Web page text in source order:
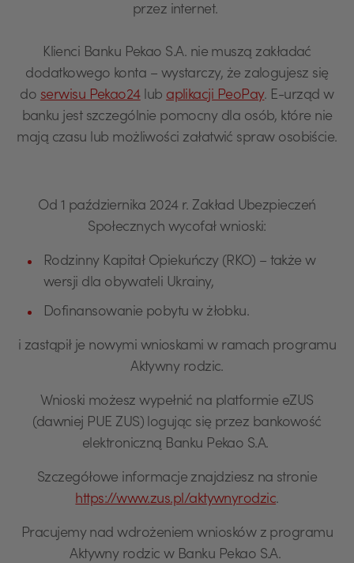
przez internet.
Klienci Banku Pekao S.A. nie muszą zakładać
dodatkowego konta – wystarczy, że zalogujesz się
do serwisu Pekao24lub aplikacji PeoPay. E-urząd w
banku jest szczególnie pomocny dla osób, które nie
mają czasu lub możliwości załatwić spraw osobiście.
Od 1 października 2024 r. Zakład Ubezpieczeń
Społecznych wycofał wnioski:
Rodzinny Kapitał Opiekuńczy (RKO) – także w
wersji dla obywateli Ukrainy,
Dofinansowanie pobytu w żłobku.
i zastąpił je nowymi wnioskami w ramach programu
Aktywny rodzic.
Wnioski możesz wypełnić na platformie eZUS
(dawniej PUE ZUS) logując się przez bankowość
elektroniczną Banku Pekao S.A.
Szczegółowe informacje znajdziesz na stronie
https://www.zus.pl/aktywnyrodzic.
Pracujemy nad wdrożeniem wniosków z programu
Aktywny rodzic w Banku Pekao S.A.